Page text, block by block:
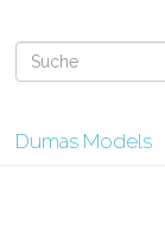
Dumas Models